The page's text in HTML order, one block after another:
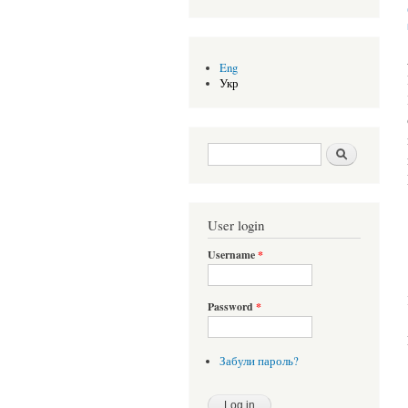
Eng
Укр
Search form Шукати
User login
Username*
Password *
Забули пароль?